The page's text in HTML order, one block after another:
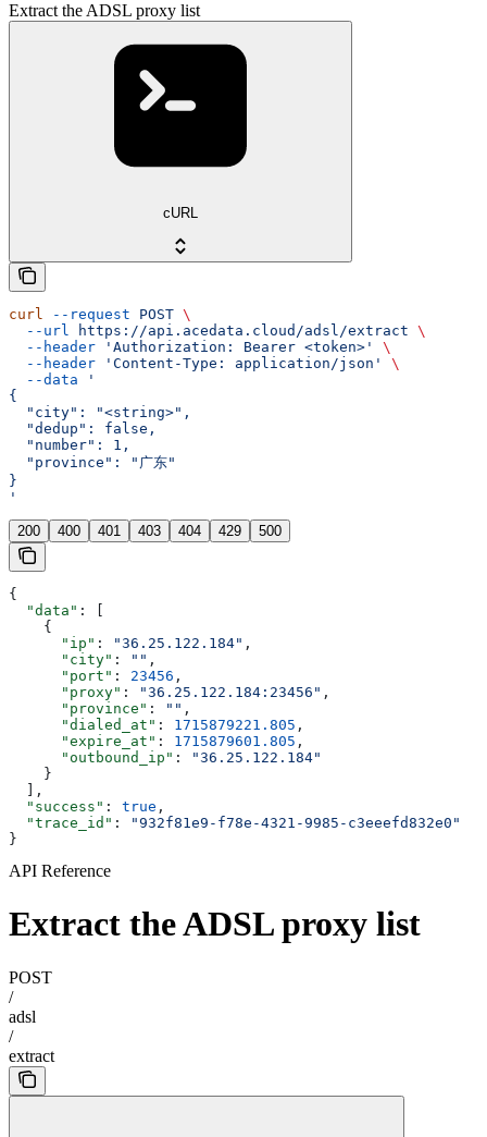
Extract the ADSL proxy list
cURL
curl --request POST \
  --url
https://api.acedata.cloud/adsl/extract \
  --header
'Authorization: Bearer <token>'
\
  --header
'Content-Type: application/json'
\
  --data
'
{
  "city": "<string>",
  "dedup": false,
  "number": 1,
  "province": "广东"
}
'
200 400 401 403 404 429 500
{
  "data"
: [
    {
      "ip"
: "36.25.122.184" ,
      "city"
: "" ,
      "port"
: 23456 ,
      "proxy"
: "36.25.122.184:23456" ,
      "province"
: "" ,
      "dialed_at"
: 1715879221.805 ,
      "expire_at"
: 1715879601.805 ,
      "outbound_ip"
:
"36.25.122.184"
    }
  ],
  "success"
: true ,
  "trace_id"
:
"932f81e9-f78e-4321-9985-c3eeefd832e0"
}
API Reference
Extract the ADSL proxy list
POST
/
adsl
/
extract